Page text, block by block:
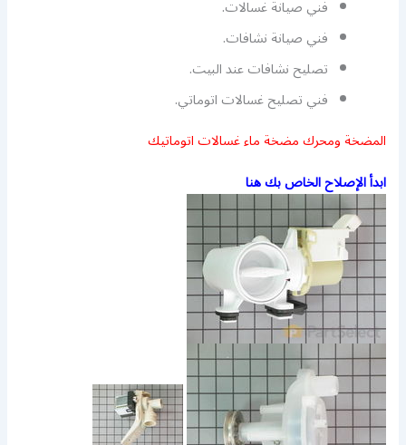
فني صيانة غسالات.
فني صيانة نشافات.
تصليح نشافات عند البيت.
فني تصليح غسالات اتوماتي.
المضخة ومحرك مضخة ماء غسالات اتوماتيك
ابدأ الإصلاح الخاص بك هنا